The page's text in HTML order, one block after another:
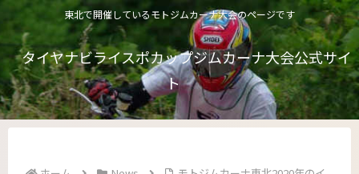
東北で開催しているモトジムカーナ大会のページです
タイヤナビライスポカップジムカーナ大会公式サイ
ト